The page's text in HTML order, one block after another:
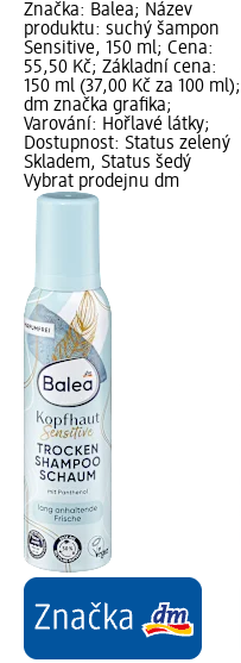
Značka: Balea; Název
produktu: suchý šampon
Sensitive, 150 ml; Cena:
55,50 Kč; Základní cena:
150 ml (37,00 Kč za 100 ml);
dm značka grafika;
Varování: Hořlavé látky;
Dostupnost: Status zelený
Skladem, Status šedý
Vybrat prodejnu dm